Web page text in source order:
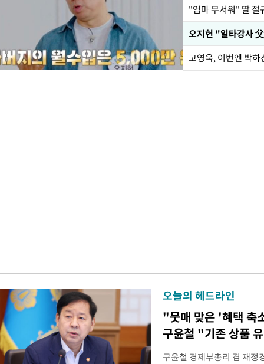
오늘의 헤드라인
"뭇매 맞은 '혜택 축
구윤철 "기존 상품
구윤철 경제부총리 겸 재